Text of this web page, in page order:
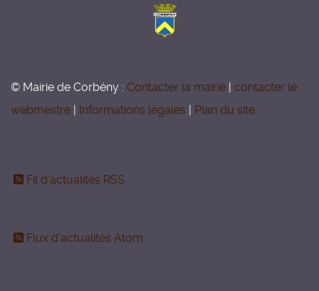
© Mairie de Corbény : Contacter la mairie | contacter le
webmestre | Informations légales | Plan du site
Fil d'actualités RSS
Flux d'actualités Atom